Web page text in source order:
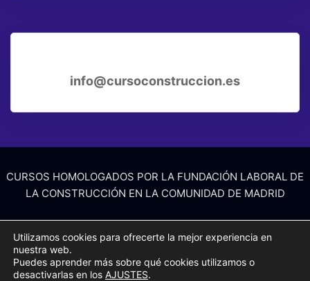
info@cursoconstruccion.es
CURSOS HOMOLOGADOS POR LA FUNDACIÓN LABORAL DE
LA CONSTRUCCIÓN EN LA COMUNIDAD DE MADRID
Curso específico de 6 horas de pladur en Madrid
|
Curso PRL de 20 horas de movimiento de tierras en Madrid
Utilizamos cookies para ofrecerte la mejor experiencia en
nuestra web.
Puedes aprender más sobre qué cookies utilizamos o
desactivarlas en los AJUSTES.